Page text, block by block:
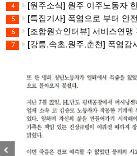
4 [원주소식] 원주 이주노동자
5 [특집기사] 폭염으로 부터 안
6 [조합원☆인터뷰] 서비스연맹 전국학교비
7 [강릉,속초,원주,춘천] 폭염감